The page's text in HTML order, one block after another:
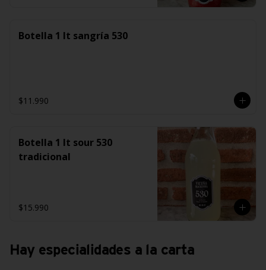
Botella 1 lt sangría 530
$11.990
Botella 1 lt sour 530
tradicional
$15.990
Hay especialidades a la carta